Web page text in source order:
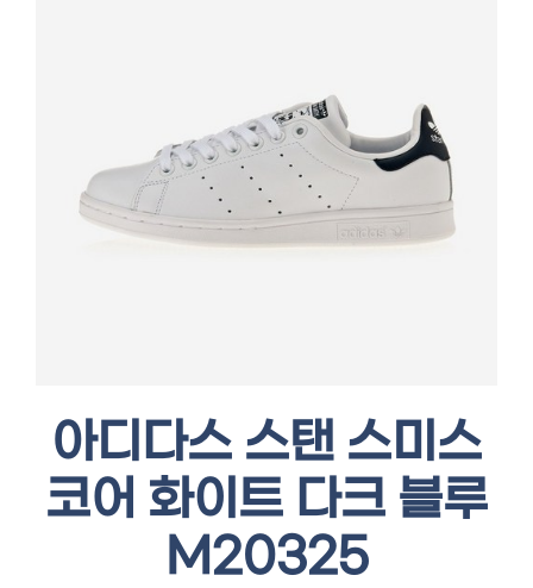
아디다스 스탠 스미스
코어 화이트 다크 블루
M20325